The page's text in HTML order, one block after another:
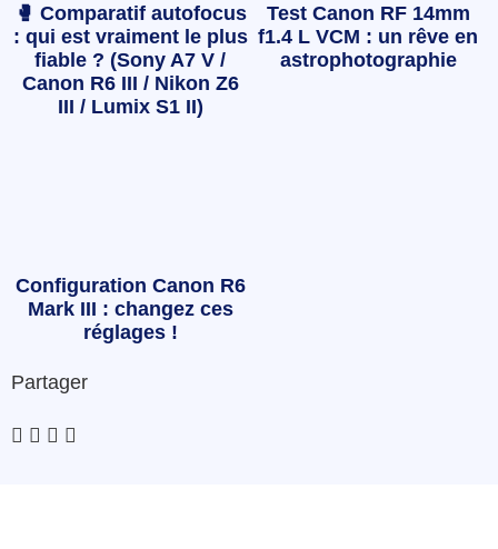
🥊 Comparatif autofocus
: qui est vraiment le plus
fiable ? (Sony A7 V /
Canon R6 III / Nikon Z6
III / Lumix S1 II)
Test Canon RF 14mm
f1.4 L VCM : un rêve en
astrophotographie
Configuration Canon R6
Mark III : changez ces
réglages !
Partager